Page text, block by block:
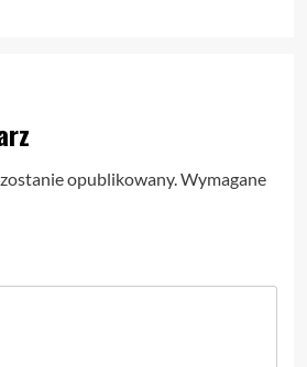
opublikowany.Wymagane